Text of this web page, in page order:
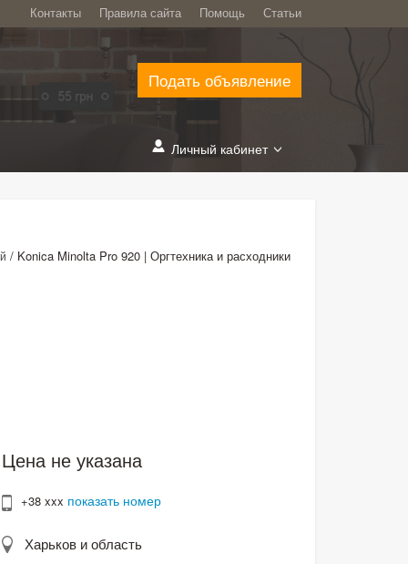
Контакты Правила сайта Помощь Статьи
Подать объявление
Личный кабинет
/ Konica Minolta Pro 920 | Оргтехника и расходники
Цена не указана
+38 xxx показать номер
Харьков и область